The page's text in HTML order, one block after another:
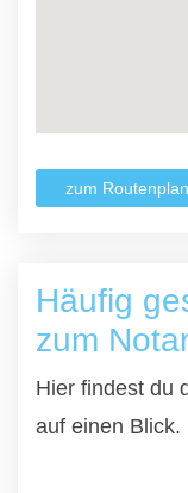
zum
Häufig
zum
Hier findest du
auf einen Blick.